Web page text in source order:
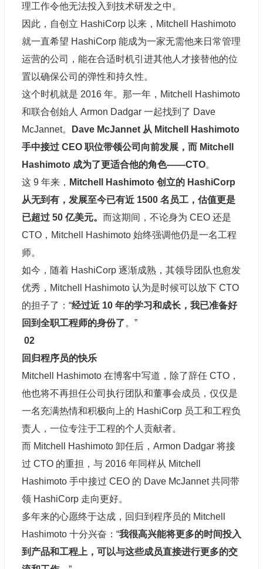
理工作令他无法投入到技术研发之中。
因此，自创立 HashiCorp 以来，Mitchell Hashimoto
就一直希望 HashiCorp 能成为一家无需他来日常管理
运营的公司，能在合适时机引进其他人才接替他的位
置以确保公司的弹性和持久性。
这个时机就是 2016 年。那一年，Mitchell Hashimoto
和联合创始人 Armon Dadgar 一起找到了 Dave
McJannet。
Dave McJannet 从 Mitchell Hashimoto
手中接过 CEO 职位带领公司向前发展， 而 Mitchell
Hashimoto 成为了更适合他的角色——CTO。
这 9 年来， Mitchell Hashimoto 创立的 HashiCorp
从无到有，发展至今已有近 1500 名员工，估值更是
已超过 50 亿美元。 而这期间，不论身为 CEO 还是
CTO，Mitchell Hashimoto 始终强调他仍是一名工程
师。
如今，随着 HashiCorp 逐渐成熟，其领导团队也愈发
优秀，Mitchell Hashimoto 认为是时候可以放下 CTO
的担子了：“经过近 10 年的学习和成长，我已准备好
回到全职工程师的身份了。”
02
回归程序员的快乐
Mitchell Hashimoto 在博客中写道，除了辞任 CTO，
他也将不再担任公司执行团队和董事会成员，仅仅是
一名充满热情和积极向上的 HashiCorp 员工和工程负
责人，一位专注于工程的个人贡献者。
而 Mitchell Hashimoto 卸任后，Armon Dadgar 将接
过 CTO 的重担，与 2016 年同样从 Mitchell
Hashimoto 手中接过 CEO 的 Dave McJannet 共同带
领 HashiCorp 走向更好。
多年来的心愿终于达成，回归到程序员的 Mitchell
Hashimoto 十分兴奋：“我很高兴能将更多的时间投入
到产品和工程上，可以与这些成员直接进行更多的交